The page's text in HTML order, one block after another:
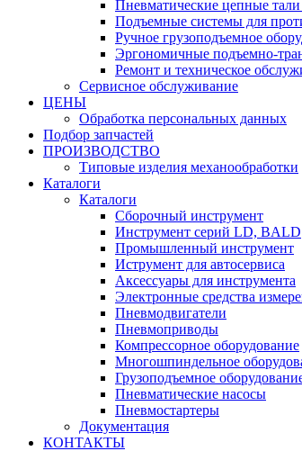
Пневматические цепные
Подъемные системы для
Ручное грузоподъемное
Эргономичные подъемно-
Ремонт и техническое
Сервисное обслуживание
ЦЕНЫ
Обработка персональных данных
Подбор запчастей
ПРОИЗВОДСТВО
Типовые изделия механообработки
Каталоги
Каталоги
Сборочный инструмент
Инструмент серий LD, BALD
Промышленный инструмент
Иструмент для автосервиса
Аксессуары для инструмента
Электронные средства
Пневмодвигатели
Пневмоприводы
Компрессорное оборудование
Многошпиндельное
Грузоподъемное
Пневматические насосы
Пневмостартеры
Документация
КОНТАКТЫ